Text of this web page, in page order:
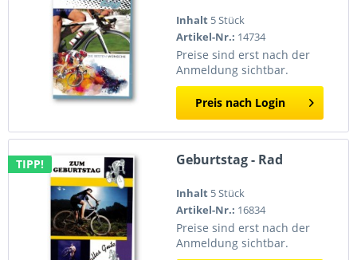
Inhalt 5 Stück
Artikel-Nr.: 14734
Preise sind erst nach der
Anmeldung sichtbar.
Preis nach Login
TIPP! Geburtstag - Rad
Inhalt 5 Stück
Artikel-Nr.: 16834
Preise sind erst nach der
Anmeldung sichtbar.